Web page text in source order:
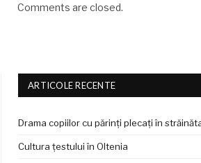
Comments are closed.
ARTICOLE RECENTE
Drama copiilor cu părinți plecați în
Cultura țestului în Oltenia